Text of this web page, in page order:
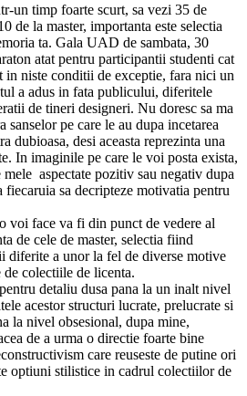
un timp foarte scurt, sa vezi 35 de
de la master, importanta este selectia
ta. Gala UAD de sambata, 30
atat pentru participantii studenti cat
in niste conditii de exceptie, fara nici un
a adus in fata publicului, diferitele
de tineri designeri. Nu doresc sa ma
sanselor pe care le au dupa incetarea
dubioasa, desi aceasta reprezinta una
In imaginile pe care le voi posta exista,
aspectate pozitiv sau negativ dupa
fiecaruia sa decripteze motivatia pentru
voi face va fi din punct de vedere al
de cele de master, selectia fiind
diferite a unor la fel de diverse motive
de colectiile de licenta.
detaliu dusa pana la un inalt nivel
acestor structuri lucrate, prelucrate si
la nivel obsesional, dupa mine,
de a urma o directie foarte bine
care reuseste de putine ori
optiuni stilistice in cadrul colectiilor de